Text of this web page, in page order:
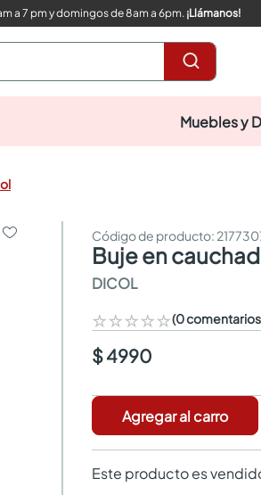
a 7 pm y domingos de 8am a 6pm. ¡Llámanos!
Muebles y
:
buje en
DICOL
☆☆☆☆☆(0
$ 4990
Agregar al carro
Este producto es